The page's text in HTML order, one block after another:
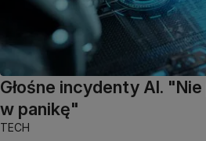
Głośne incydenty AI.
w panikę"
TECH